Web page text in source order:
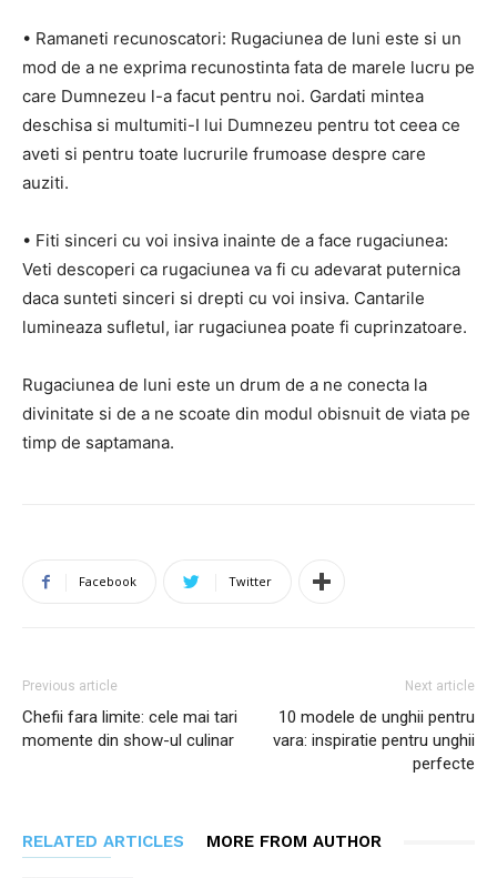
• Ramaneti recunoscatori: Rugaciunea de luni este si un
mod de a ne exprima recunostinta fata de marele lucru pe
care Dumnezeu l-a facut pentru noi. Gardati mintea
deschisa si multumiti-I lui Dumnezeu pentru tot ceea ce
aveti si pentru toate lucrurile frumoase despre care
auziti.
• Fiti sinceri cu voi insiva inainte de a face rugaciunea:
Veti descoperi ca rugaciunea va fi cu adevarat puternica
daca sunteti sinceri si drepti cu voi insiva. Cantarile
lumineaza sufletul, iar rugaciunea poate fi cuprinzatoare.
Rugaciunea de luni este un drum de a ne conecta la
divinitate si de a ne scoate din modul obisnuit de viata pe
timp de saptamana.
Facebook Twitter
Previous article
Chefii fara limite: cele mai tari
momente din show-ul culinar
Next article
10 modele de unghii pentru
vara: inspiratie pentru unghii
perfecte
RELATED ARTICLES MORE FROM AUTHOR